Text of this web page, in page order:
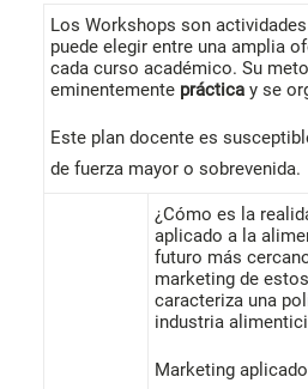
Los Workshops son
puede elegir entre una amplia
cada curso académico. Su
eminentemente práctica y se
Este plan docente es
de fuerza mayor o sobrevenida.
¿Cómo es la
aplicado a la
futuro más
marketing de
caracteriza una
industria
Marketing